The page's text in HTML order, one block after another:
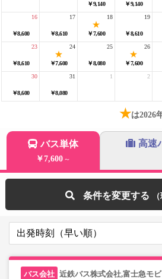
￥9,140 ￥9,140
￥8,600
16
￥8,610
17
￥7,600
18
￥8,610
19
￥8,610
23
￥7,600
24
￥8,080
25
￥7,600
26
￥8,600
30
￥8,080
31 1 2
★は2026
バス単体
￥7,600 ～
高速
条件を変更する
近鉄バス株式会社,富士急モ